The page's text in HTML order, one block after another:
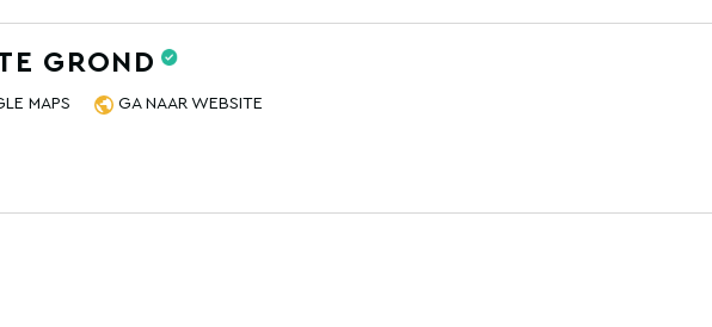
GROND
MAPS GA NAAR WEBSITE